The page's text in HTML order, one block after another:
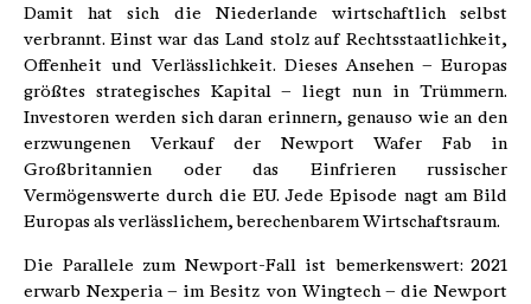
Damit hat sich die Niederlande wirtschaftlich selbst
verbrannt. Einst war das Land stolz auf Rechtsstaatlichkeit,
Offenheit und Verlässlichkeit. Dieses Ansehen – Europas
größtes strategisches Kapital – liegt nun in Trümmern.
Investoren werden sich daran erinnern, genauso wie an den
erzwungenen Verkauf der Newport Wafer Fab in
Großbritannien oder das Einfrieren russischer
Vermögenswerte durch die EU. Jede Episode nagt am Bild
Europas als verlässlichem, berechenbarem Wirtschaftsraum.
Die Parallele zum Newport-Fall ist bemerkenswert: 2021
erwarb Nexperia – im Besitz von Wingtech – die Newport